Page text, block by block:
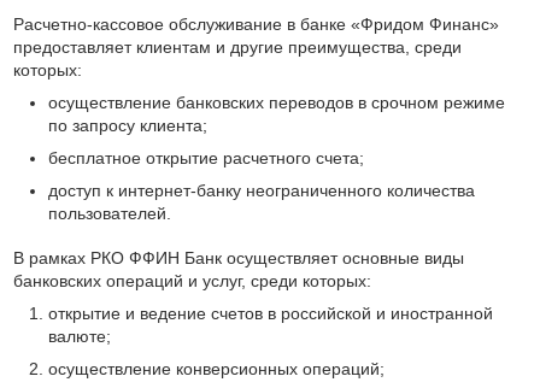
Расчетно-кассовое обслуживание в банке «Фридом Финанс»
предоставляет клиентам и другие преимущества, среди
которых:
осуществление банковских переводов в срочном режиме
по запросу клиента;
бесплатное открытие расчетного счета;
доступ к интернет-банку неограниченного количества
пользователей.
В рамках РКО ФФИН Банк осуществляет основные виды
банковских операций и услуг, среди которых:
открытие и ведение счетов в российской и иностранной
валюте;
осуществление конверсионных операций;